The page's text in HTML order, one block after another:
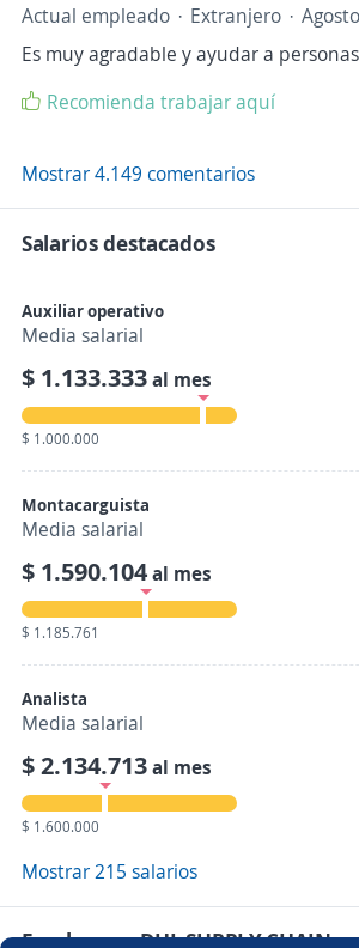
Actual empleado Extranjero
Es muy agradable y ayudar a
Recomienda trabajar aquí
Mostrar 4.149 comentarios
Salarios destacados
Auxiliar operativo
Media salarial
$ 1.133.333al mes
$ 1.000.000
Montacarguista
Media salarial
$ 1.590.104al mes
$ 1.185.761
Analista
Media salarial
$ 2.134.713al mes
$ 1.600.000
Mostrar 215 salarios
Empleos en DHL SUPPLY CHAIN